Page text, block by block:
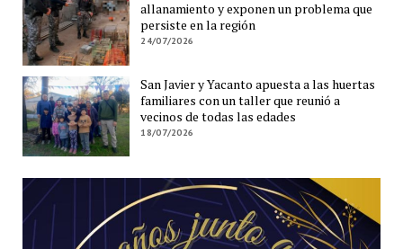
allanamiento y exponen un problema que
persiste en la región
24/07/2026
San Javier y Yacanto apuesta a las huertas
familiares con un taller que reunió a
vecinos de todas las edades
18/07/2026